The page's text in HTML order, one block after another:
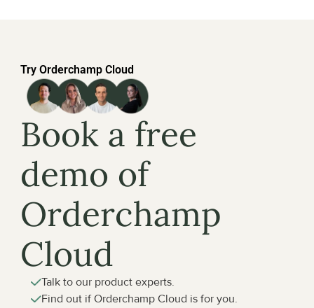
Try Orderchamp Cloud
Book a free
demo of
Orderchamp
Cloud
Talk to our product experts.
Find out if Orderchamp Cloud is for you.